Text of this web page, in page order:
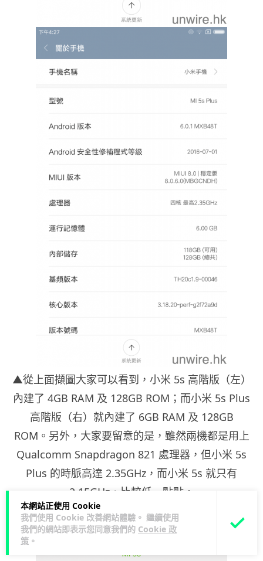
本網站正使用 Cookie
我們使用 Cookie 改善網站體驗。 繼續使用
我們的網站即表示您同意我們的 Cookie 政
策 。
▲從上面擷圖大家可以看到，小米 5s 高階版（左）
內建了 4GB RAM 及 128GB ROM；而小米 5s Plus
高階版（右）就內建了 6GB RAM 及 128GB
ROM。另外，大家要留意的是，雖然兩機都是用上
Qualcomm Snapdragon 821 處理器，但小米 5s
Plus 的時脈高達 2.35GHz，而小米 5s 就只有
2.15GHz，比較低一點點。